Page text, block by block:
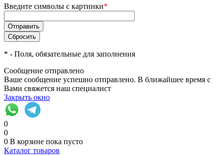
Введите символы с картинки*
* - Поля, обязательные для заполнения
Сообщение отправлено
Ваше сообщение успешно отправлено. В ближайшее время с
Вами свяжется наш специалист
Закрыть окно
0
0
0 В корзине пока пусто
Каталог товаров